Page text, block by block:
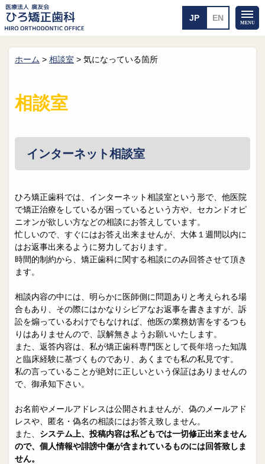
ホーム 矯正治療について
院長紹介
メール送信 相談室
皆さんの声 求人
院長日誌 治療相談
スタッフブログ サイトマップ
0263-54-6622
MAILはこちら
ホーム > 相談室 > 気になっている箇所
相談室
インターネット相談室
ひろ矯正歯科では、インターネット相談室という形で、他医院
で矯正治療をしているが困っているという方や、セカンドオピ
ニオンが欲しい方などの相談にお答えしています。
忙しいので、すぐにはお答え出来ませんが、大体１週間以内に
はお返事出来るように努力しております。
時間的制約から、矯正歯科に関する相談にのみ回答させて頂き
ます。
相談内容の中には、明らかに医師側に問題ありと考えられる場
合もあり、その際にはかなりシビアなお返事を書きますが、訴
訟を煽っているわけでもなければ、他医の業務妨害をするつも
りはありませんので、誤解無きようお願いいたします。
また、返答内容は、私が矯正歯科専門医として長年培った知識
と臨床経験に基づくものであり、あくまでも私の私見です。
私の言っていることが絶対に正しいという保証はありませんの
で、御承知下さい。
お名前やメールアドレスは公開されませんが、偽のメールアド
レスや、匿名・偽名の相談にはお答え致しません。
また、 システム上、投稿内容は私どもでは一切修正出来ません
ので、個人情報や誹謗中傷が含まれているものには回答致しま
せん。